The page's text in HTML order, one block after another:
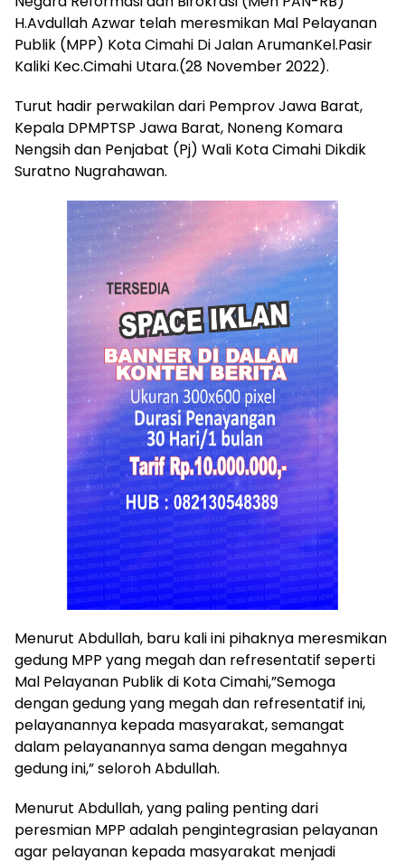
H.Avdullah Azwar telah meresmikan Mal Pelayanan
Publik (MPP) Kota Cimahi Di Jalan ArumanKel.Pasir
Kaliki Kec.Cimahi Utara.(28 November 2022).
Turut hadir perwakilan dari Pemprov Jawa Barat,
Kepala DPMPTSP Jawa Barat, Noneng Komara
Nengsih dan Penjabat (Pj) Wali Kota Cimahi Dikdik
Suratno Nugrahawan.
Menurut Abdullah, baru kali ini pihaknya meresmikan
gedung MPP yang megah dan refresentatif seperti
Mal Pelayanan Publik di Kota Cimahi,”Semoga
dengan gedung yang megah dan refresentatif ini,
pelayanannya kepada masyarakat, semangat
dalam pelayanannya sama dengan megahnya
gedung ini,” seloroh Abdullah.
Menurut Abdullah, yang paling penting dari
peresmian MPP adalah pengintegrasian pelayanan
agar pelayanan kepada masyarakat menjadi